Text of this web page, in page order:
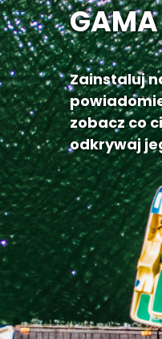
Zainstaluj
zobacz co
odkrywaj